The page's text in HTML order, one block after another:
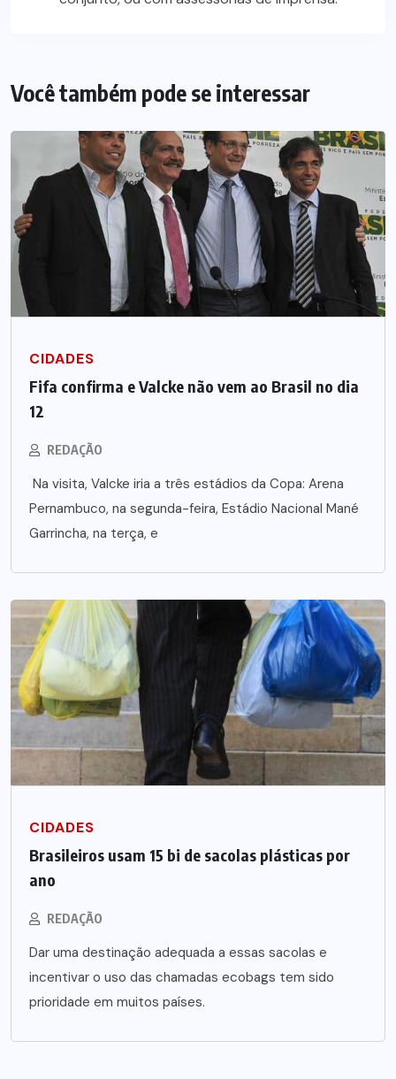
Você também pode se interessar
CIDADES
Fifa confirma e Valcke não vem ao Brasil no dia
12
REDAÇÃO
Na visita, Valcke iria a três estádios da Copa: Arena
Pernambuco, na segunda-feira, Estádio Nacional Mané
Garrincha, na terça, e
CIDADES
Brasileiros usam 15 bi de sacolas plásticas por
ano
REDAÇÃO
Dar uma destinação adequada a essas sacolas e
incentivar o uso das chamadas ecobags tem sido
prioridade em muitos países.